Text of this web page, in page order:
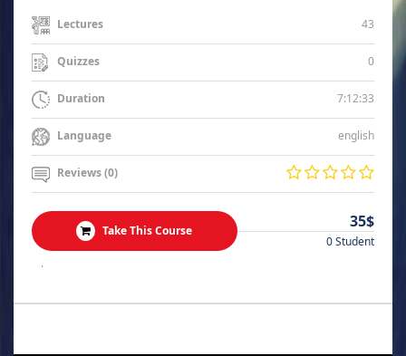
Lectures 43
Quizzes 0
Duration 7:12:33
Language english
Reviews (0)
Take This Course 35$
0 Student
.